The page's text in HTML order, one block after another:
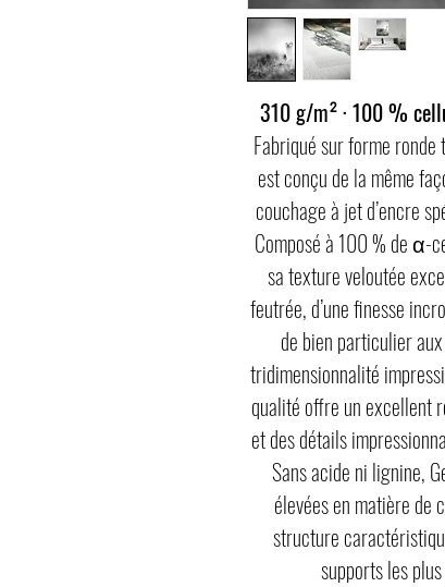
310 g/m² · 100 %
Fabriqué sur forme
est conçu de la même
couchage à jet d’encre
Composé à 100 % de α-
sa texture veloutée
feutrée, d’une finesse
de bien particulier
tridimensionnalité
qualité offre un excellent
et des détails
Sans acide ni lignine,
élevées en matière de
structure
supports les